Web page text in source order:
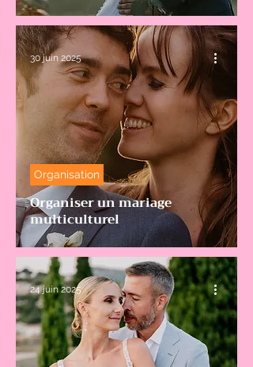
Organiser un mariage
multiculturel
Organisation
30 juin 2025
24 juin 2025